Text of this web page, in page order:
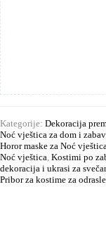
Kategorije: Dekoracija
Noć vještica za dom i
Horor maske za Noć
Noć vještica, Kostimi po
dekoracija i ukrasi za
Pribor za kostime za